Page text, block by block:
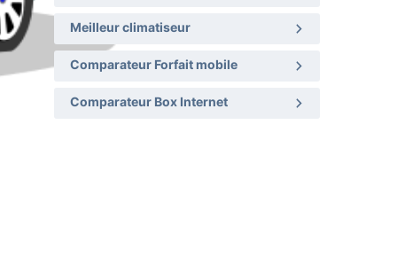
Meilleur climatiseur
Comparateur Forfait mobile
Comparateur Box Internet